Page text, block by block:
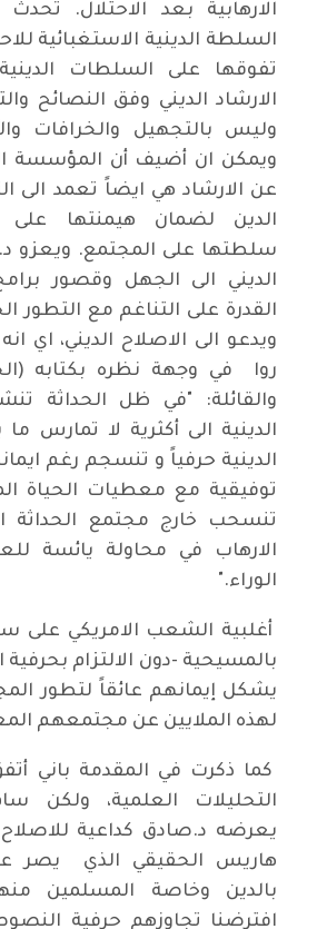
الارهابية بعد الاحتلال.
السلطة الدينية الاستغبائية
تفوقها على السلطات
الارشاد الديني وفق النصائح
وليس بالتجهيل والخرافات
ويمكن ان أضيف أن المؤسسة
عن الارشاد هي ايضاً تعمد الى
الدين لضمان هيمنتها على
سلطتها على المجتمع. ويعزو
الديني الى الجهل وقصور
القدرة على التناغم مع التطور
ويدعو الى الاصلاح الديني، اي
روا في وجهة نظره بكتابه
والقائلة: "في ظل الحداثة
الدينية الى أكثرية لا تمارس
الدينية حرفياً و تنسجم رغم
توفيقية مع معطيات الحياة
تنسحب خارج مجتمع الحداثة
الارهاب في محاولة يائسة
الوراء."
أغلبية الشعب الامريكي على
بالمسيحية -دون الالتزام
يشكل إيمانهم عائقاً لتطور
لهذه الملايين عن مجتمعهم
كما ذكرت في المقدمة باني
التحليلات العلمية، ولكن
يعرضه د.صادق كداعية
هاريس الحقيقي الذي يصر
بالدين وخاصة المسلمين
افترضنا تجاوزهم حرفية